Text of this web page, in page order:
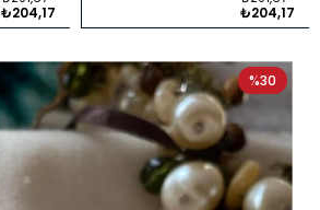
₺204,17 ₺204,17
%30